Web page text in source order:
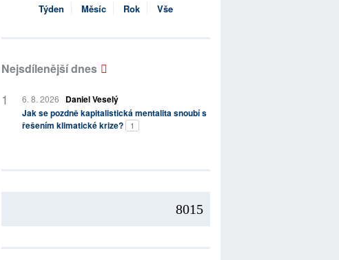
Týden Měsíc Rok Vše
Nejsdílenější dnes
6. 8. 2026
Daniel Veselý
Jak se pozdně kapitalistická mentalita snoubí s
řešením klimatické krize?
1
8015